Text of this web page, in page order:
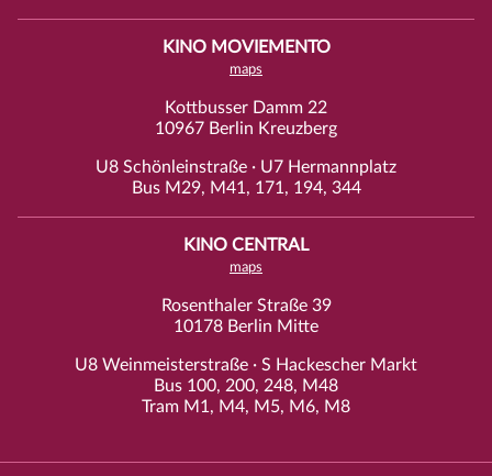
KINO MOVIEMENTO
maps
Kottbusser Damm 22
10967 Berlin Kreuzberg
U8 Schönleinstraße · U7 Hermannplatz
Bus M29, M41, 171, 194, 344
KINO CENTRAL
maps
Rosenthaler Straße 39
10178 Berlin Mitte
U8 Weinmeisterstraße · S Hackescher Markt
Bus 100, 200, 248, M48
Tram M1, M4, M5, M6, M8